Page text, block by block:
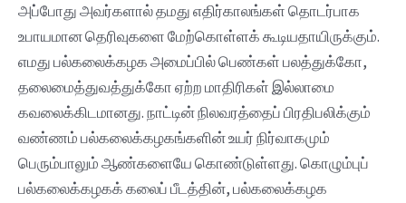
அப்போது அவர்களால் தமது எதிர்காலங்கள் தொடர்பாக
உபாயமான தெரிவுகளை மேற்கொள்ளக் கூடியதாயிருக்கும்.
எமது பல்கலைக்கழக அமைப்பில் பெண்கள் பலத்துக்கோ,
தலைமைத்துவத்துக்கோ ஏற்ற மாதிரிகள் இல்லாமை
கவலைக்கிடமானது. நாட்டின் நிலவரத்தைப் பிரதிபலிக்கும்
வண்ணம் பல்கலைக்கழகங்களின் உயர் நிர்வாகமும்
பெரும்பாலும் ஆண்களையே கொண்டுள்ளது. கொழும்புப்
பல்கலைக்கழகக் கலைப் பீடத்தின், பல்கலைக்கழக